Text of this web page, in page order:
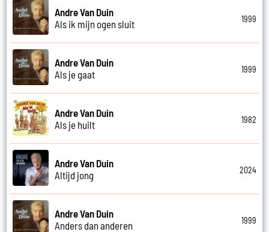
Andre Van Duin
Als ik mijn ogen sluit
1999
Andre Van Duin
Als je gaat
1999
Andre Van Duin
Als je huilt
1982
Andre Van Duin
Altijd jong
2024
Andre Van Duin
Anders dan anderen
1999